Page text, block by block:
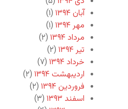
آبان ۱۳۹۴
(۱)
مهر ۱۳۹۴
(۱)
مرداد ۱۳۹۴
(۲)
تیر ۱۳۹۴
(۲)
خرداد ۱۳۹۴
(۷)
اردیبهشت ۱۳۹۴
(۲)
فروردین ۱۳۹۴
(۲)
اسفند ۱۳۹۳
(۳)